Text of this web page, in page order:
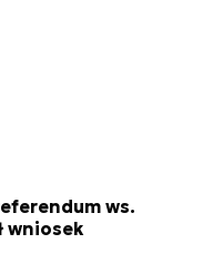
ws.
wniosek